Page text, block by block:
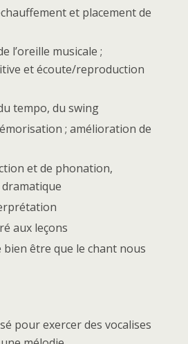
et placement de
l’oreille musicale ;
et écoute/reproduction
tempo, du swing
; amélioration de
et de phonation,
aux leçons
bien être que le chant nous
pour exercer des vocalises